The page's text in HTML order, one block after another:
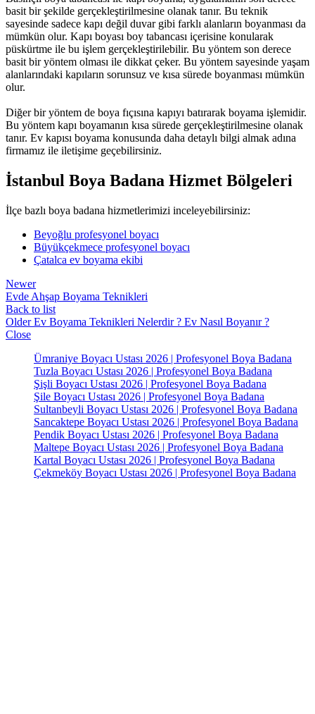
basit bir şekilde gerçekleştirilmesine olanak tanır. Bu teknik
sayesinde sadece kapı değil duvar gibi farklı alanların boyanması da
mümkün olur. Kapı boyası boy tabancası içerisine konularak
püskürtme ile bu işlem gerçekleştirilebilir. Bu yöntem son derece
basit bir yöntem olması ile dikkat çeker. Bu yöntem sayesinde yaşam
alanlarındaki kapıların sorunsuz ve kısa sürede boyanması mümkün
olur.
Diğer bir yöntem de boya fıçısına kapıyı batırarak boyama işlemidir.
Bu yöntem kapı boyamanın kısa sürede gerçekleştirilmesine olanak
tanır. Ev kapısı boyama konusunda daha detaylı bilgi almak adına
firmamız ile iletişime geçebilirsiniz.
İstanbul Boya Badana Hizmet Bölgeleri
İlçe bazlı boya badana hizmetlerimizi inceleyebilirsiniz:
Beyoğlu profesyonel boyacı
Büyükçekmece profesyonel boyacı
Çatalca ev boyama ekibi
Newer
Evde Ahşap Boyama Teknikleri
Back to list
Older Ev Boyama Teknikleri Nelerdir ? Ev Nasıl Boyanır ?
Close
Ümraniye Boyacı Ustası 2026 | Profesyonel Boya Badana
Tuzla Boyacı Ustası 2026 | Profesyonel Boya Badana
Şişli Boyacı Ustası 2026 | Profesyonel Boya Badana
Şile Boyacı Ustası 2026 | Profesyonel Boya Badana
Sultanbeyli Boyacı Ustası 2026 | Profesyonel Boya Badana
Sancaktepe Boyacı Ustası 2026 | Profesyonel Boya Badana
Pendik Boyacı Ustası 2026 | Profesyonel Boya Badana
Maltepe Boyacı Ustası 2026 | Profesyonel Boya Badana
Kartal Boyacı Ustası 2026 | Profesyonel Boya Badana
Çekmeköy Boyacı Ustası 2026 | Profesyonel Boya Badana